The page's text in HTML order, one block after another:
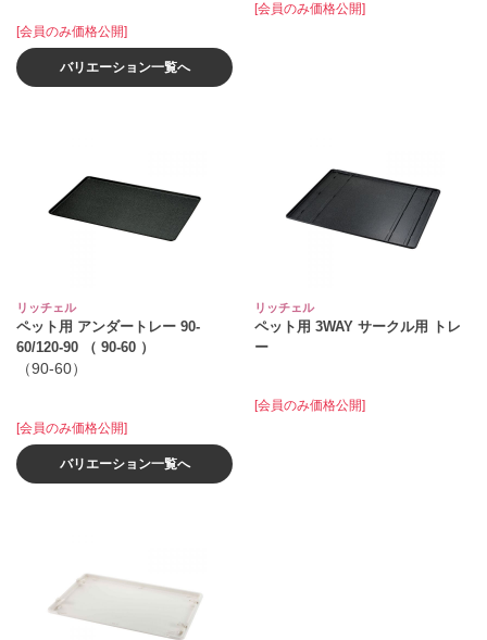
[会員のみ価格公開]
バリエーション一覧へ
[会員のみ価格公開]
リッチェル
ペット用 アンダートレー 90-
60/120-90 （ 90-60 ）
（90-60）
[会員のみ価格公開]
バリエーション一覧へ
リッチェル
ペット用 3WAY サークル用 トレ
ー
[会員のみ価格公開]